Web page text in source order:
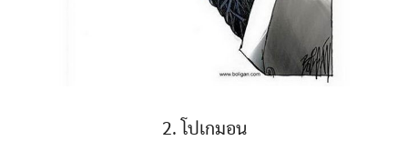
2. โปเกมอน